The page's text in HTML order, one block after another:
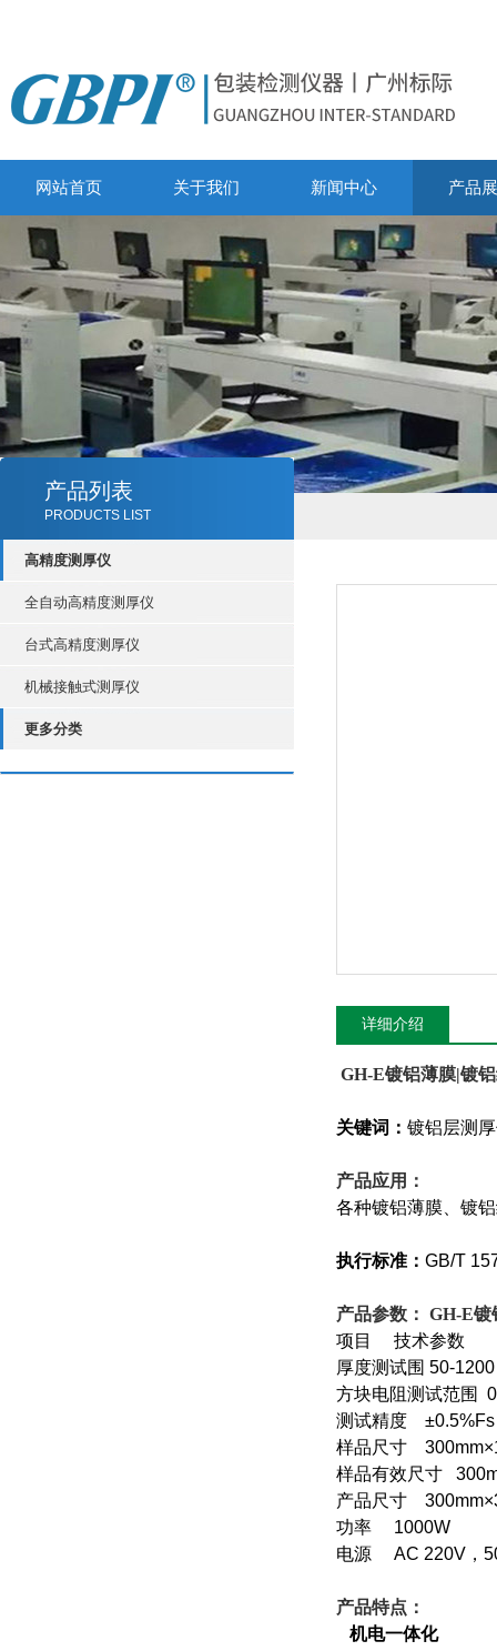
网站首页 关于我们 新闻中心 产品
产品列表
PRODUCTS LIST
高精度测厚仪
全自动高精度测厚仪
台式高精度测厚仪
机械接触式测厚仪
更多分类
详细介绍
GH-E镀铝薄膜|镀
关键词： 镀铝层测
产品应用：
各种镀铝薄膜、镀
执行标准： GB/T
产品参数： GH-E镀
项目 技术参数
厚度测试围 50-
方块电阻测试范围
测试精度
样品尺寸
样品有效尺寸
产品尺寸
功率 1000W
电源 AC 220V，
产品特点：
机电一体化